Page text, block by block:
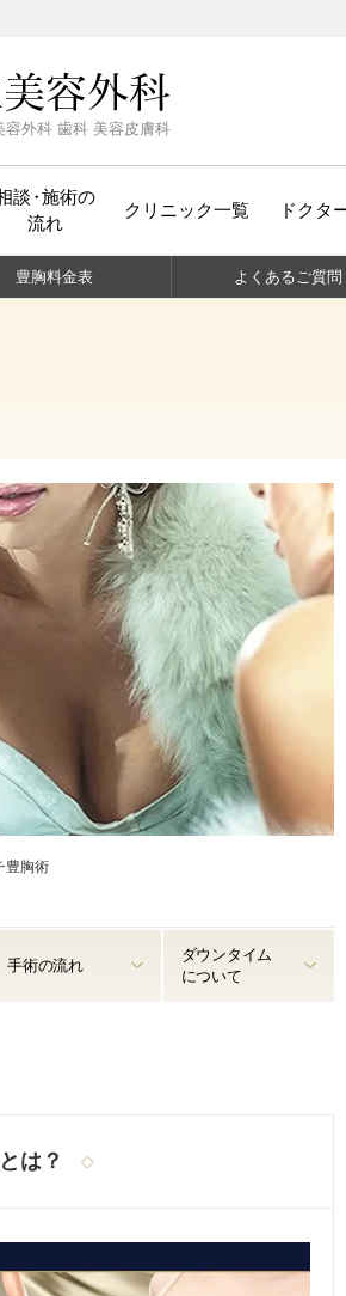
容外科 歯科 美容皮膚科
談・施術の
流れ
クリニック一覧 ドクタ
豊胸料金表 よくあるご質問
豊胸術
手術の流れ
ダウンタイム
について
は？